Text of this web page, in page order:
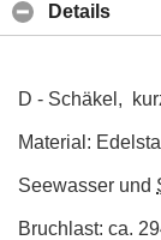
Details
D - Schäkel,
Material:
Seewasser und
Bruchlast: ca.